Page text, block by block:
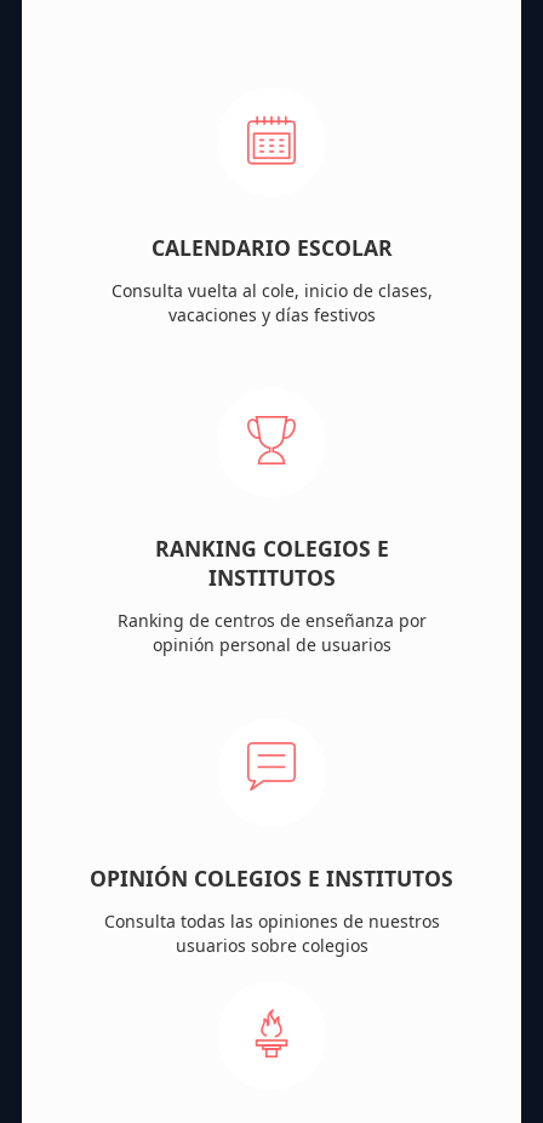
CALENDARIO ESCOLAR
Consulta vuelta al cole, inicio de clases,
vacaciones y días festivos
RANKING COLEGIOS E
INSTITUTOS
Ranking de centros de enseñanza por
opinión personal de usuarios
OPINIÓN COLEGIOS E INSTITUTOS
Consulta todas las opiniones de nuestros
usuarios sobre colegios